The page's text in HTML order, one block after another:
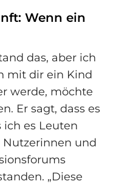
Wenn ein
das, aber ich
mit dir ein Kind
werde, möchte
Er sagt, dass es
es Leuten
Nutzerinnen und
„Diese